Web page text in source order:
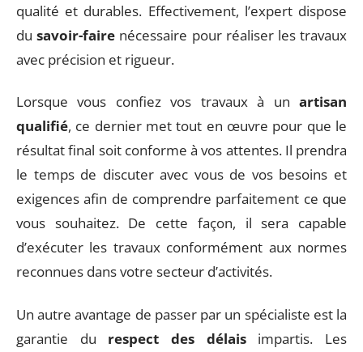
qualité et durables. Effectivement, l’expert dispose
dusavoir-faire nécessaire pour réaliser les travaux
avec précision et rigueur.
Lorsque vous confiez vos travaux à un artisan
qualifié, ce dernier met tout en œuvre pour que le
résultat final soit conforme à vos attentes. Il prendra
le temps de discuter avec vous de vos besoins et
exigences afin de comprendre parfaitement ce que
vous souhaitez. De cette façon, il sera capable
d’exécuter les travaux conformément aux normes
reconnues dans votre secteur d’activités.
Un autre avantage de passer par un spécialiste est la
garantie du respect des délaisimpartis. Les